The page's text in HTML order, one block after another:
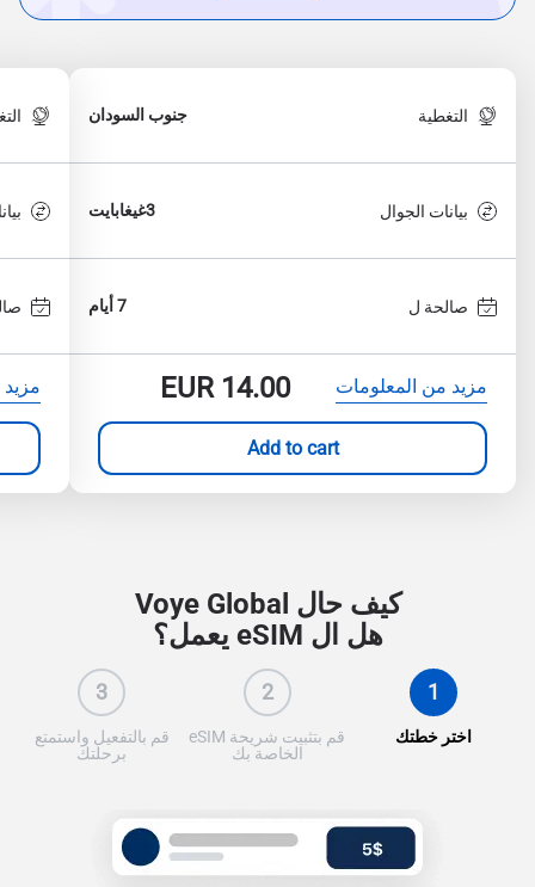
التغطية جنوب السودان
بيانات الجوال 3غيغابايت
صالحة ل 7 أيام
مزيد من المعلومات EUR14.00
Add to cart
كيف حال Voye Global
هل ال eSIM يعمل؟
1
اختر خطتك
2
قم بتثبيت شريحة eSIM
الخاصة بك
3
قم بالتفعيل واستمتع
برحلتك